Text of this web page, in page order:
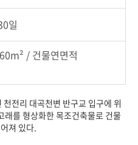
일
/ 건물연면적
전리 대곡천변 반구교 입구에 위
를 형상화한 목조건축물로 건물
져 있다.